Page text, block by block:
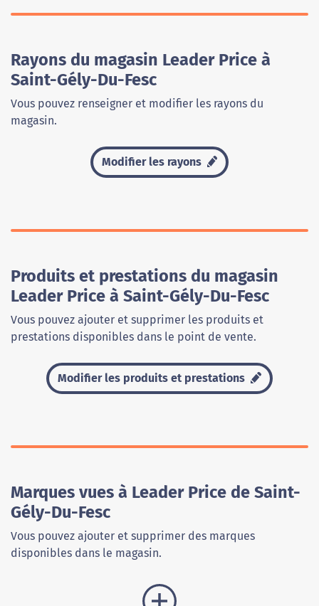
Rayons du magasin Leader Price à
Saint-Gély-Du-Fesc
Vous pouvez renseigner et modifier les rayons du
magasin.
Modifier les rayons
Produits et prestations du magasin
Leader Price à Saint-Gély-Du-Fesc
Vous pouvez ajouter et supprimer les produits et
prestations disponibles dans le point de vente.
Modifier les produits et prestations
Marques vues à Leader Price de Saint-
Gély-Du-Fesc
Vous pouvez ajouter et supprimer des marques
disponibles dans le magasin.